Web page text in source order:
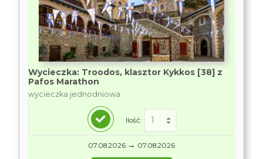
Wycieczka: Troodos, klasztor Kykkos [38] z
Pafos Marathon
wycieczka jednodniowa
Ilość:
07.08.2026 → 07.08.2026